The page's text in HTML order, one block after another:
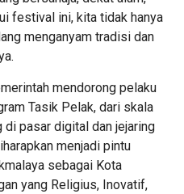
festival ini, kita tidak hanya
menganyam tradisi dan
mendorong pelaku
Tasik Pelak, dari skala
di pasar digital dan jejaring
menjadi pintu
sebagai Kota
yang Religius, Inovatif,